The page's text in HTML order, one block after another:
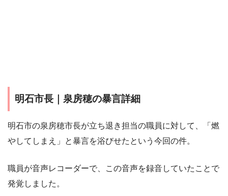
明石市長｜泉房穂の暴言詳細
明石市の泉房穂市長が立ち退き担当の職員に対して、「燃
やしてしまえ」と暴言を浴びせたという今回の件。
職員が音声レコーダーで、この音声を録音していたことで
発覚しました。